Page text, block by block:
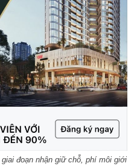
đoạn nhận giữ chỗ, phí môi giới